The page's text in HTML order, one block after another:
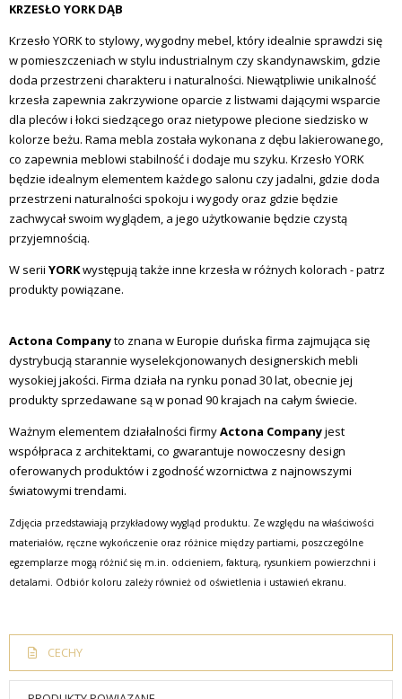
KRZESŁO YORK DĄB
Krzesło YORK to stylowy, wygodny mebel, który idealnie sprawdzi się
w pomieszczeniach w stylu industrialnym czy skandynawskim, gdzie
doda przestrzeni charakteru i naturalności. Niewątpliwie unikalność
krzesła zapewnia zakrzywione oparcie z listwami dającymi wsparcie
dla pleców i łokci siedzącego oraz nietypowe plecione siedzisko w
kolorze beżu. Rama mebla została wykonana z dębu lakierowanego,
co zapewnia meblowi stabilność i dodaje mu szyku. Krzesło YORK
będzie idealnym elementem każdego salonu czy jadalni, gdzie doda
przestrzeni naturalności spokoju i wygody oraz gdzie będzie
zachwycał swoim wyglądem, a jego użytkowanie będzie czystą
przyjemnością.
W serii YORKwystępują także inne krzesła w różnych kolorach - patrz
produkty powiązane.
Actona Companyto znana w Europie duńska firma zajmująca się
dystrybucją starannie wyselekcjonowanych designerskich mebli
wysokiej jakości. Firma działa na rynku ponad 30 lat, obecnie jej
produkty sprzedawane są w ponad 90 krajach na całym świecie.
Ważnym elementem działalności firmyActona Companyjest
współpraca z architektami, co gwarantuje nowoczesny design
oferowanych produktów i zgodność wzornictwa z najnowszymi
światowymi trendami.
Zdjęcia przedstawiają przykładowy wygląd produktu. Ze względu na właściwości
materiałów, ręczne wykończenie oraz różnice między partiami, poszczególne
egzemplarze mogą różnić się m.in. odcieniem, fakturą, rysunkiem powierzchni i
detalami. Odbiór koloru zależy również od oświetlenia i ustawień ekranu.
CECHY